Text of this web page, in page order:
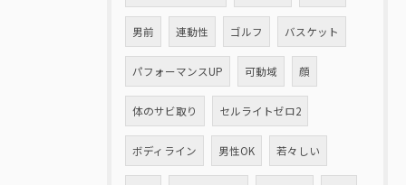
男前 連動性 ゴルフ バスケット
パフォーマンスUP 可動域 顔
体のサビ取り セルライトゼロ2
ボディライン 男性OK 若々しい